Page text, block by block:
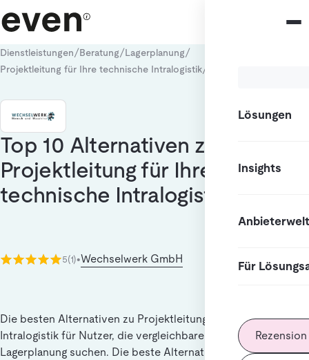
Lösungen
Insights
Anbieterwelt
Für
Dienstleistungen/Beratung/Lagerplanung/
Projektleitung für Ihre technische Intralogistik/
Top 10 Alternativen zu
Projektleitung für Ihre
technische Intralogistik
5(1)•Wechselwerk GmbH
Die besten Alternativen zu Projektleitung für Ihre technische
Intralogistik für Nutzer, die vergleichbare Lösungen in
Lagerplanung suchen. Die beste Alternative zu Projektleitung